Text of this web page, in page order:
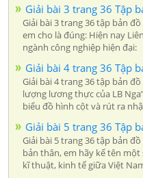
Giải bài 3 trang 36 Tập
Giải bài 3 trang 36 tập bản
em cho là đúng: Hiện nay
ngành công nghiệp hiện đại:
Giải bài 4 trang 36 Tập
Giải bài 4 trang 36 tập bản
lượng lương thực của LB
biểu đồ hình cột và rút ra
Giải bài 5 trang 36 Tập
Giải bài 5 trang 36 tập bản
bản thân, em hãy kể tên
kĩ thuật, kinh tế giữa Việt Nam